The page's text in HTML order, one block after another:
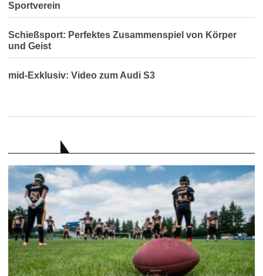
Sportverein
Schießsport: Perfektes Zusammenspiel von Körper
und Geist
mid-Exklusiv: Video zum Audi S3